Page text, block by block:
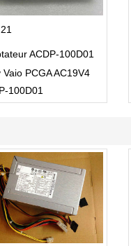
ACDP-100D01
Vaio PCGA AC19V4
100D01